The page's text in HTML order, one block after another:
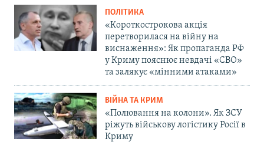
ПОЛІТИКА
«Короткострокова акція
перетворилася на війну на
виснаження»: Як пропаганда РФ
у Криму пояснює невдачі «СВО»
та залякує «мінними атаками»
ВІЙНА ТА КРИМ
«Полювання на колони». Як ЗСУ
ріжуть військову логістику Росії в
Криму